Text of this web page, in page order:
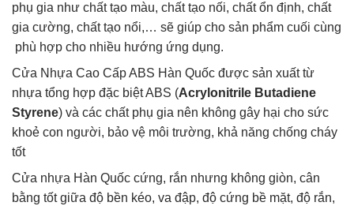
phụ gia như chất tạo màu, chất tạo nối, chất ổn định, chất
gia cường, chất tạo nổi,… sẽ giúp cho sản phẩm cuối cùng
phù hợp cho nhiều hướng ứng dụng.
Cửa Nhựa Cao Cấp ABS Hàn Quốc được sản xuất từ
nhựa tổng hợp đặc biệt ABS (Acrylonitrile Butadiene
Styrene) và các chất phụ gia nên không gây hại cho sức
khoẻ con người, bảo vệ môi trường, khả năng chống cháy
tốt
Cửa nhựa Hàn Quốc cứng, rắn nhưng không giòn, cân
bằng tốt giữa độ bền kéo, va đập, độ cứng bề mặt, độ rắn,